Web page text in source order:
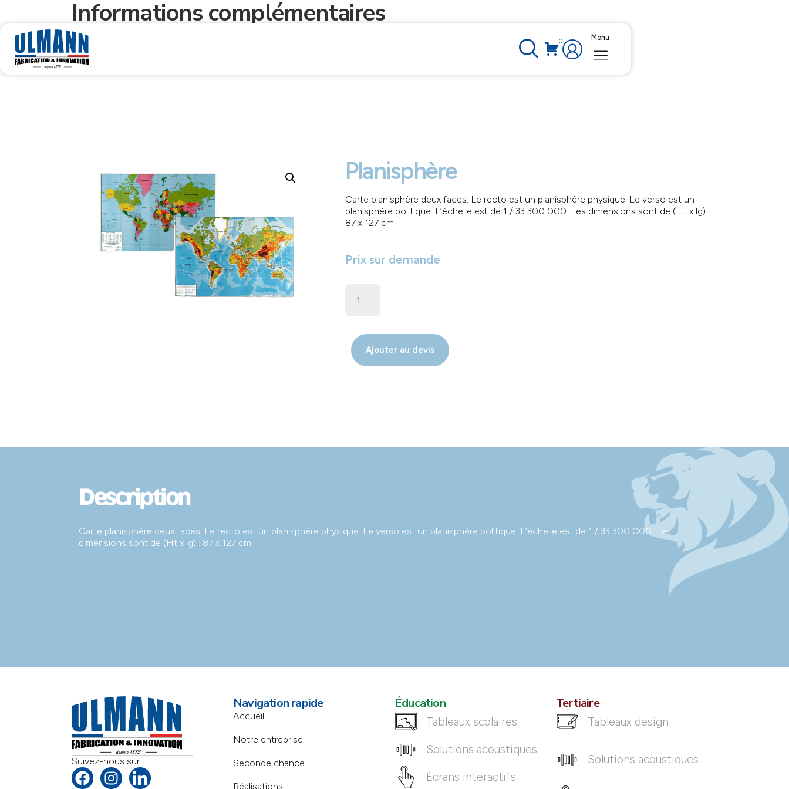
0 Menu
Informations complémentaires
Planisphère
Carte planisphère deux faces. Le recto est un planisphère physique. Le verso est un
planisphère politique. L’échelle est de 1 / 33 300 000. Les dimensions sont de (Ht x lg) :
87 x 127 cm.
Prix sur demande
Ajouter au devis
Description
Carte planisphère deux faces. Le recto est un planisphère physique. Le verso est un planisphère politique. L’échelle est de 1 / 33 300 000. Les
dimensions sont de (Ht x lg) : 87 x 127 cm.
Suivez-nous sur :
Navigation rapide
Accueil
Notre entreprise
Seconde chance
Réalisations
Éducation
Tableaux scolaires
Solutions acoustiques
Écrans interactifs
Tertiaire
Tableaux design
Solutions acoustiques